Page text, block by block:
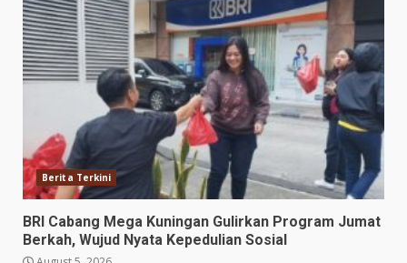
Berita Terkini
BRI Cabang Mega Kuningan Gulirkan Program Jumat
Berkah, Wujud Nyata Kepedulian Sosial